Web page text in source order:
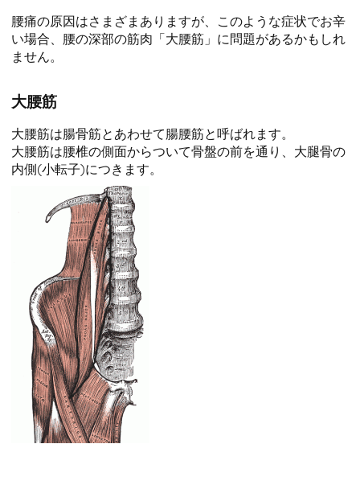
腰痛の原因はさまざまありますが、このような症状でお辛
い場合、腰の深部の筋肉「大腰筋」に問題があるかもしれ
ません。
大腰筋
大腰筋は腸骨筋とあわせて腸腰筋と呼ばれます。
大腰筋は腰椎の側面からついて骨盤の前を通り、大腿骨の
内側(小転子)につきます。